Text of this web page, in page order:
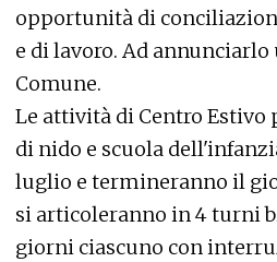
opportunità di
e di lavoro. Ad annunciarlo
Comune.
Le attività di Centro Estivo
di nido e scuola
luglio e termineranno il
si articoleranno in 4 turni
giorni ciascuno con